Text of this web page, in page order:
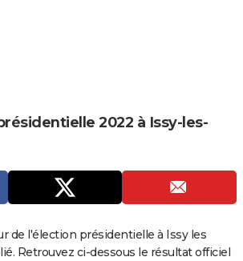
2022 à Issy-les-
de l'élection présidentielle à Issy les
Retrouvez ci-dessous le résultat officiel